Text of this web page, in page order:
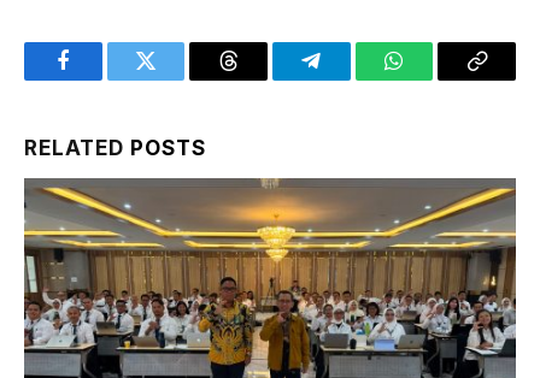
FacebookTwitter Threads TelegramWhatsAppCopy
RELATED POSTS